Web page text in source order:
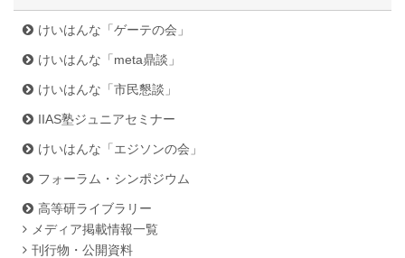
けいはんな「ゲーテの会」
けいはんな「meta鼎談」
けいはんな「市民懇談」
IIAS塾ジュニアセミナー
けいはんな「エジソンの会」
フォーラム・シンポジウム
高等研ライブラリー
メディア掲載情報一覧
刊行物・公開資料